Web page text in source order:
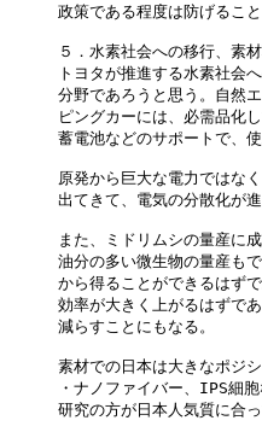
政策である程度は防げること
５．水素社会への移行、素
トヨタが推進する水素社会
分野であろうと思う。自然
ピングカーには、必需品化
蓄電池などのサポートで、
原発から巨大な電力ではな
出てきて、電気の分散化が
また、ミドリムシの量産に
油分の多い微生物の量産も
から得ることができるはず
効率が大きく上がるはずで
減らすことにもなる。
素材での日本は大きなポジ
・ナノファイバー、IPS細
研究の方が日本人気質に合っ